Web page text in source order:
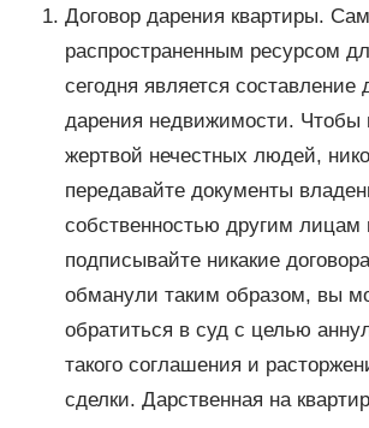
Договор дарения квартиры.
распространенным ресурсом
сегодня является составление
дарения недвижимости. Чтобы
жертвой нечестных людей,
передавайте документы
собственностью другим лицам
подписывайте никакие
обманули таким образом, вы
обратиться в суд с целью
такого соглашения и
сделки. Дарственная на